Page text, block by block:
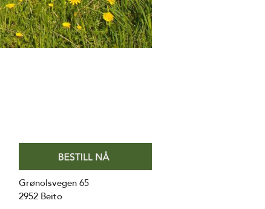
Grønolsvegen 65
2952 Beito